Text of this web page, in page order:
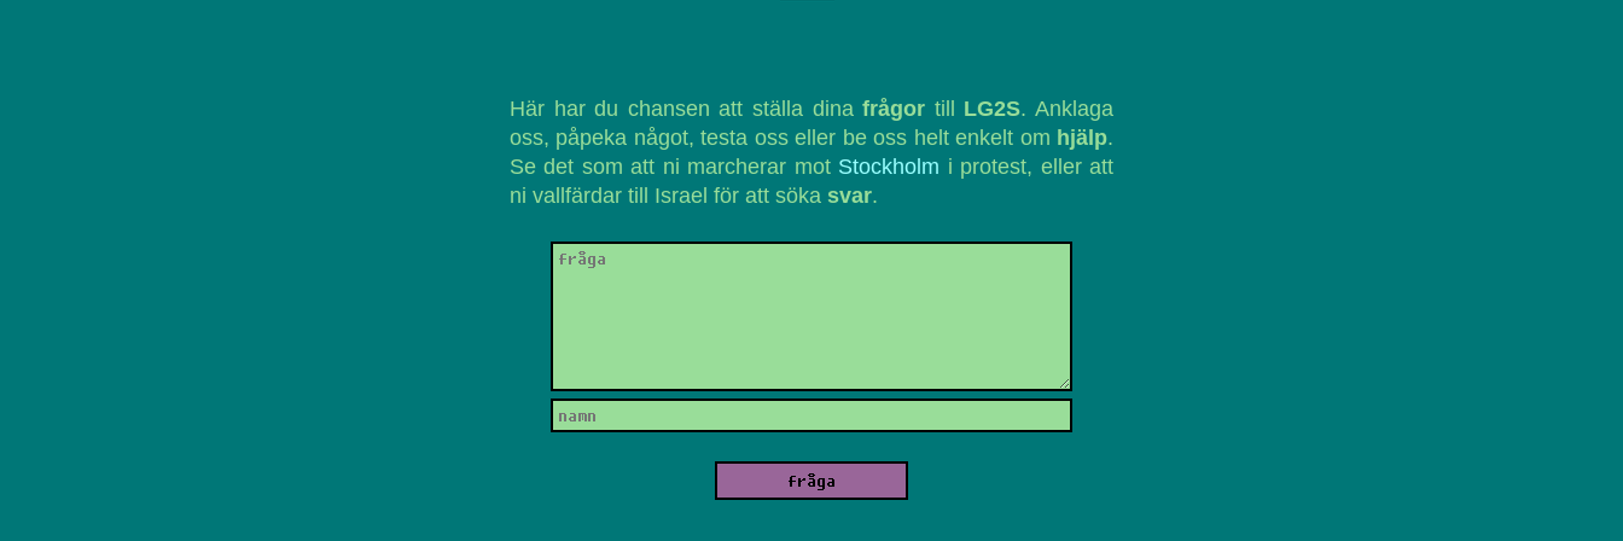
Här har du chansen att ställa dinafrågor till LG2S. Anklaga
oss, påpeka något, testa oss eller be oss helt enkelt om hjälp.
Se det som att ni marcherar mot Stockholm i protest, eller att
ni vallfärdar till Israel för att söka svar.